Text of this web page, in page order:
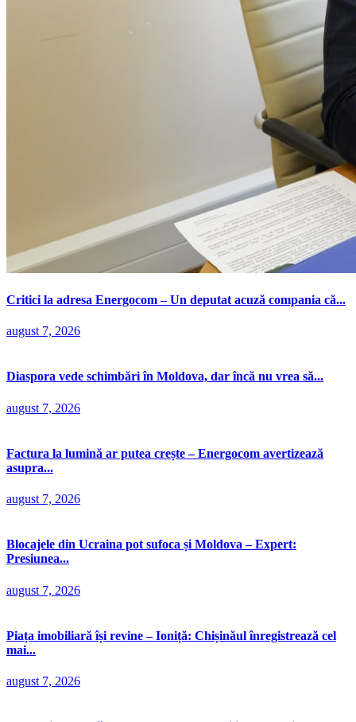
Critici la adresa Energocom – Un deputat acuză compania că...
august 7, 2026
Diaspora vede schimbări în Moldova, dar încă nu vrea să...
august 7, 2026
Factura la lumină ar putea crește – Energocom avertizează
asupra...
august 7, 2026
Blocajele din Ucraina pot sufoca și Moldova – Expert:
Presiunea...
august 7, 2026
Piața imobiliară își revine – Ioniță: Chișinăul înregistrează cel
mai...
august 7, 2026